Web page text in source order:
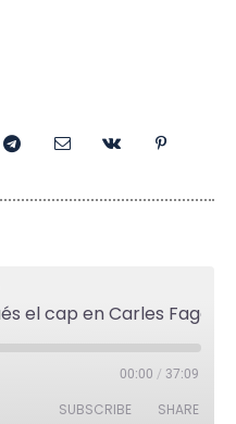
00:00 / 37:09
SUBSCRIBE SHARE